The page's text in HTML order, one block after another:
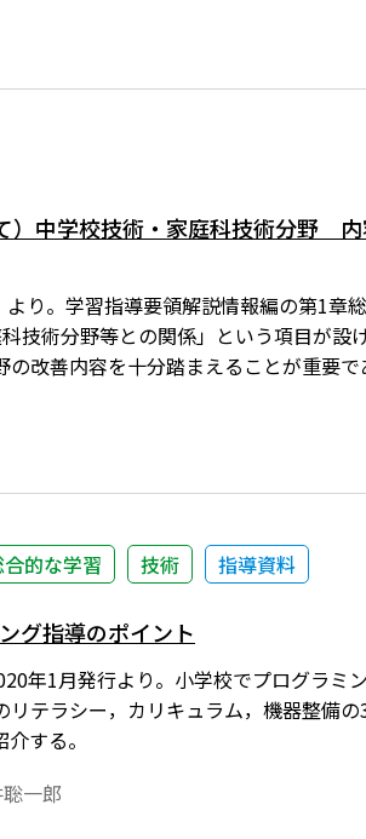
）中学校技術・家庭科技術分野
り。学習指導要領解説情報編の第1章
技術分野等との関係」という項目が設
改善内容を十分踏まえることが重要
的な学習 技術 指導資料
グ指導のポイント
1月発行より。小学校でプログラミ
テラシー，カリキュラム，機器整備
する。
一郎